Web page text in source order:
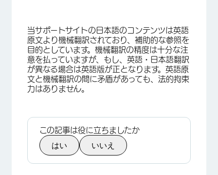
当サポートサイトの日本語のコンテンツは英語
原文より機械翻訳されており、補助的な参照を
目的としています。機械翻訳の精度は十分な注
意を払っていますが、もし、英語・日本語翻訳
が異なる場合は英語版が正となります。英語原
文と機械翻訳の間に矛盾があっても、法的拘束
力はありません。
この記事は役に立ちましたか
はい いいえ